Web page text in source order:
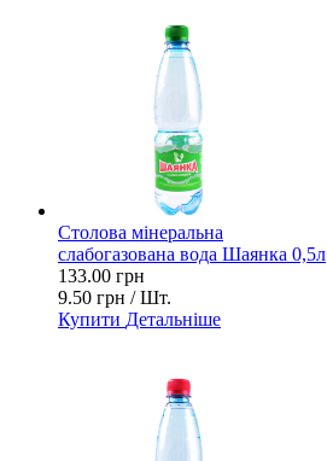
Столова мінеральна
слабогазована вода Шаянка 0,5л
133.00 грн
9.50 грн / Шт.
Купити Детальніше